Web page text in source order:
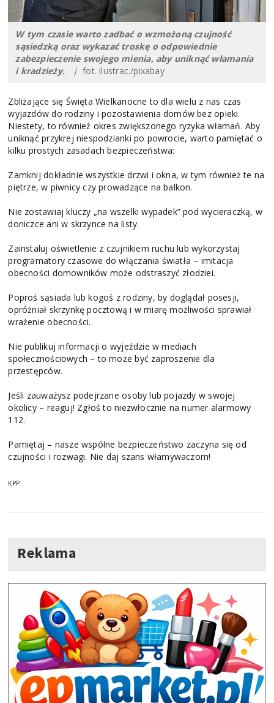
W tym czasie warto zadbać o wzmożoną czujność
sąsiedzką oraz wykazać troskę o odpowiednie
zabezpieczenie swojego mienia, aby uniknąć włamania
i kradzieży.| fot. ilustrac./pixabay
Zbliżające się Święta Wielkanocne to dla wielu z nas czas
wyjazdów do rodziny i pozostawienia domów bez opieki.
Niestety, to również okres zwiększonego ryzyka włamań. Aby
uniknąć przykrej niespodzianki po powrocie, warto pamiętać o
kilku prostych zasadach bezpieczeństwa:
Zamknij dokładnie wszystkie drzwi i okna, w tym również te na
piętrze, w piwnicy czy prowadzące na balkon.
Nie zostawiaj kluczy „na wszelki wypadek” pod wycieraczką, w
doniczce ani w skrzynce na listy.
Zainstaluj oświetlenie z czujnikiem ruchu lub wykorzystaj
programatory czasowe do włączania światła – imitacja
obecności domowników może odstraszyć złodziei.
Poproś sąsiada lub kogoś z rodziny, by doglądał posesji,
opróżniał skrzynkę pocztową i w miarę możliwości sprawiał
wrażenie obecności.
Nie publikuj informacji o wyjeździe w mediach
społecznościowych – to może być zaproszenie dla
przestępców.
Jeśli zauważysz podejrzane osoby lub pojazdy w swojej
okolicy – reaguj! Zgłoś to niezwłocznie na numer alarmowy
112.
Pamiętaj – nasze wspólne bezpieczeństwo zaczyna się od
czujności i rozwagi. Nie daj szans włamywaczom!
KPP
Reklama